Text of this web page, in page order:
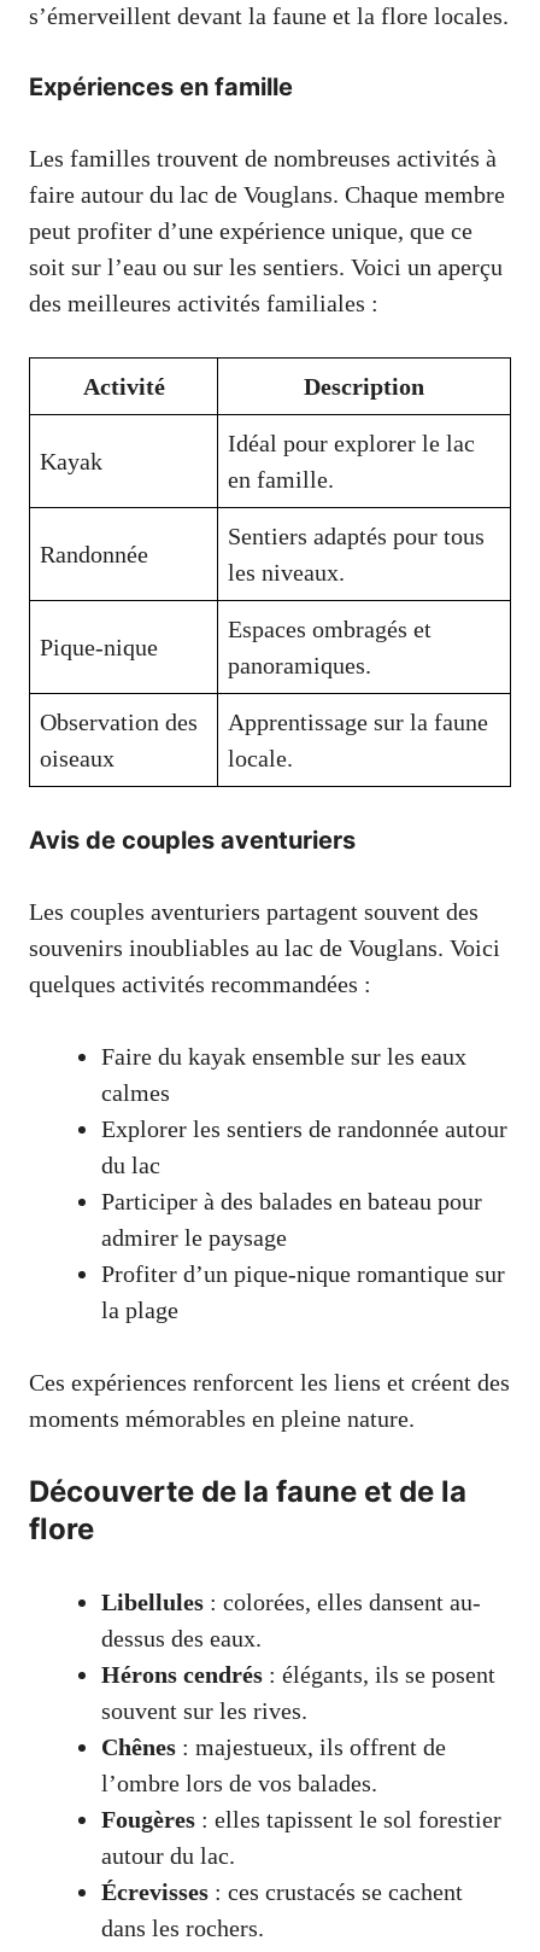
s’émerveillent devant la faune et la flore locales.
Expériences en famille
Les familles trouvent de nombreuses activités à
faire autour du lac de Vouglans. Chaque membre
peut profiter d’une expérience unique, que ce
soit sur l’eau ou sur les sentiers. Voici un aperçu
des meilleures activités familiales :
Activité Description
Kayak
Idéal pour explorer le lac
en famille.
Randonnée
Sentiers adaptés pour tous
les niveaux.
Pique-nique
Espaces ombragés et
panoramiques.
Observation des
oiseaux
Apprentissage sur la faune
locale.
Avis de couples aventuriers
Les couples aventuriers partagent souvent des
souvenirs inoubliables au lac de Vouglans. Voici
quelques activités recommandées :
Faire du kayak ensemble sur les eaux
calmes
Explorer les sentiers de randonnée autour
du lac
Participer à des balades en bateau pour
admirer le paysage
Profiter d’un pique-nique romantique sur
la plage
Ces expériences renforcent les liens et créent des
moments mémorables en pleine nature.
Découverte de la faune et de la
flore
Libellules : colorées, elles dansent au-
dessus des eaux.
Hérons cendrés : élégants, ils se posent
souvent sur les rives.
Chênes : majestueux, ils offrent de
l’ombre lors de vos balades.
Fougères : elles tapissent le sol forestier
autour du lac.
Écrevisses : ces crustacés se cachent
dans les rochers.